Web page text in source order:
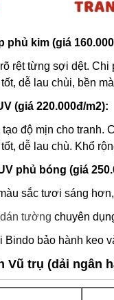
phủ kim (giá
rệt từng sợi dệt.
dễ lau chùi, bền
(giá 220.000đ/m2):
độ mịn cho
dễ lau chù. Khổ
phủ bóng (giá
sắc tươi sáng
tường chuyên
bảo hành keo
Vũ trụ (dải ngân